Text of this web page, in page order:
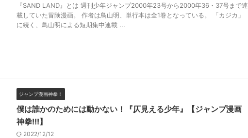
『SAND LAND』とは 週刊少年ジャンプ2000年23号から2000年36・37号まで連
載していた冒険漫画。 作者は鳥山明、単行本は全1巻となっている。 「カジカ」
に続く、鳥山明による短期集中連載 ...
ジャンプ漫画神拳！
僕は誰かのためには動かない！『仄見える少年』【ジャンプ漫画
神拳!!!】
2022/12/12